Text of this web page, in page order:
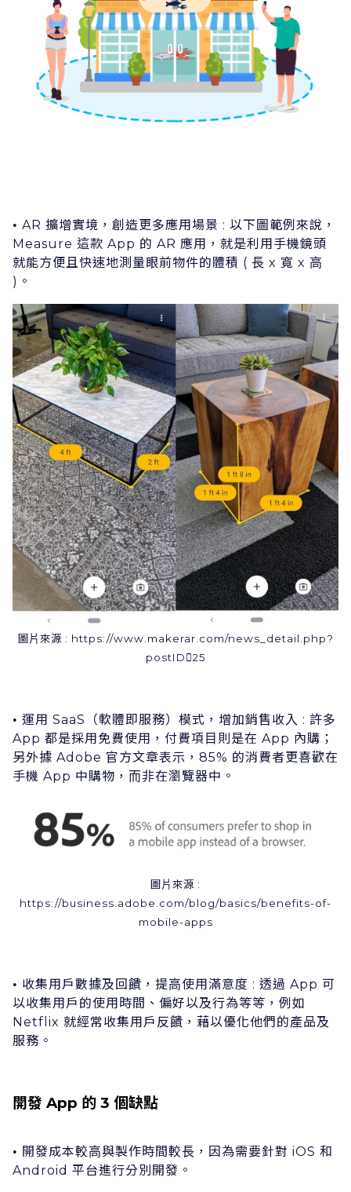
• AR 擴增實境，創造更多應⽤場景 : 以下圖範例來說，
Measure 這款 App 的 AR 應⽤，就是利⽤⼿機鏡頭
就能⽅便且快速地測量眼前物件的體積 ( ⻑ x 寬 x ⾼
)。
圖⽚來源 : https://www.makerar.com/news_detail.php?
postID25
• 運⽤ SaaS（軟體即服務）模式，增加銷售收⼊ : 許多
App 都是採⽤免費使⽤，付費項⽬則是在 App 內購；
另外據 Adobe 官⽅⽂章表⽰，85% 的消費者更喜歡在
⼿機 App 中購物，⽽⾮在瀏覽器中。
圖⽚來源 :
https://business.adobe.com/blog/basics/benefits-of-
mobile-apps
• 收集⽤戶數據及回饋，提⾼使⽤滿意度 : 透過 App 可
以收集⽤戶的使⽤時間、偏好以及⾏為等等，例如
Netflix 就經常收集⽤戶反饋，藉以優化他們的產品及
服務。
開發 App 的 3 個缺點
• 開發成本較⾼與製作時間較⻑，因為需要針對 iOS 和
Android 平台進⾏分別開發。